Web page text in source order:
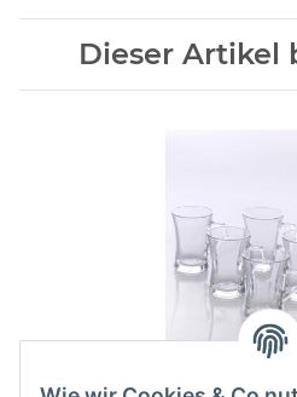
Dieser Artikel